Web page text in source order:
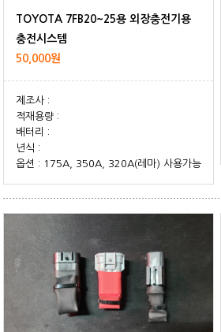
충전시스템
50,000원
제조사 :
적재용량 :
배터리 :
년식 :
옵션 : 175A, 350A, 320A(레마) 사용가능